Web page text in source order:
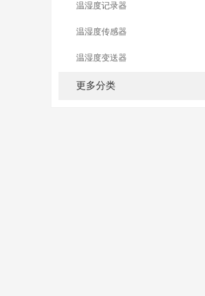
温湿度记录器
温湿度传感器
温湿度变送器
更多分类